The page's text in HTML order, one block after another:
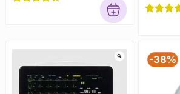
-38%